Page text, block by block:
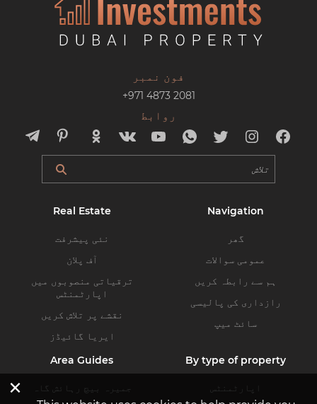
فون نمبر
+971 4873 2081
روابط
Navigation
گھر
عمومی سوالات
ہم سے رابطہ کریں
رازداری کی پالیسی
سائٹ میپ
Real Estate
نئی پیشرفت
آف پلان
ترقیاتی منصوبوں میں
اپارٹمنٹس
نقشے پر تلاش کریں
ایریا گائیڈز
By type of property
اپارٹمنٹس
Area Guides
جمیرہ بیچ رہائش گاہ
×